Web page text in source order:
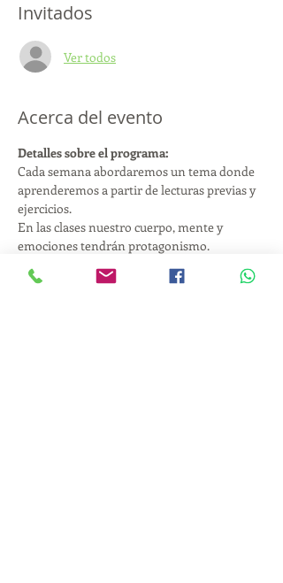
Invitados
Ver todos
Acerca del evento
Detalles sobre el programa:
Cada semana abordaremos un tema donde
aprenderemos a partir de lecturas previas y
ejercicios.
En las clases nuestro cuerpo, mente y
emociones tendrán protagonismo.
Cada semana nos encontraremos de
manera online desde la comodidad de